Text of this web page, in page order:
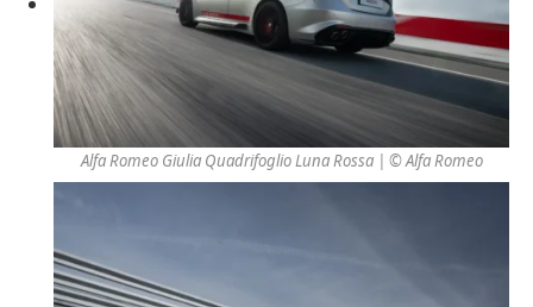
Alfa Romeo Giulia Quadrifoglio Luna Rossa | © Alfa Romeo